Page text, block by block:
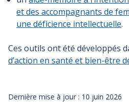
et des accompagnants de
une déficience intellectuelle.
Ces outils ont été développés
d’action en santé et bien-être
Dernière mise à jour : 10 juin 2026